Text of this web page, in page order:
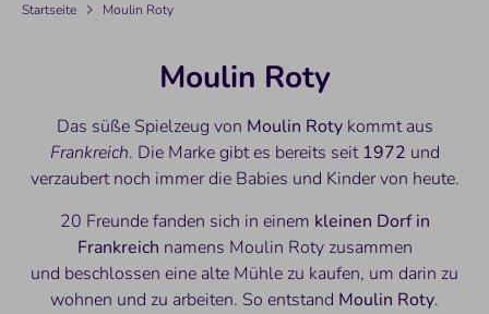
Startseite Moulin Roty
Moulin Roty
Das süße Spielzeug von Moulin Rotykommt aus
Frankreich. Die Marke gibt es bereits seit 1972 und
verzaubert noch immer die Babies und Kinder von heute.
20 Freunde fanden sich in einem kleinen Dorf in
Frankreich namens Moulin Roty zusammen
und beschlossen eine alte Mühle zu kaufen, um darin zu
wohnen und zu arbeiten. So entstand Moulin Roty.